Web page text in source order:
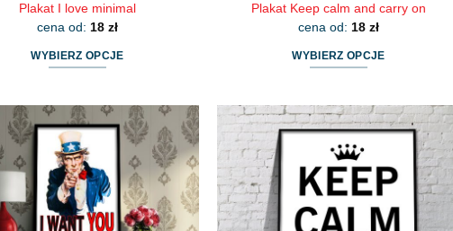
Plakat I love minimal
cena od: 18 zł
WYBIERZ OPCJE
ma
wiele
wariantów.
Opcje
można
wybrać
Plakat Keep calm and carry on
cena od: 18 zł
WYBIERZ OPCJE
ma
wariantów.
Opcje
wybrać